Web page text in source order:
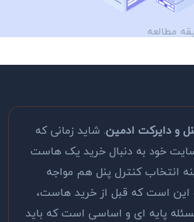
و دایرکت ادمین. شاید زمانی که
سایت خود به دنبال خرید یک هاست
انتخاب کنترل پنل هم مواجه
این است که قبل از خرید هاست،
پایه ای و اساسی است که باید